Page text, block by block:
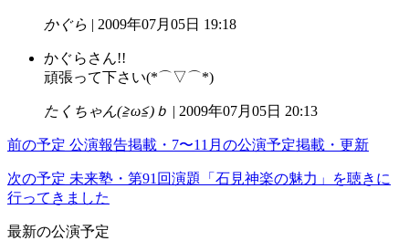
かぐら | 2009年07月05日 19:18
かぐらさん!!
頑張って下さい(*⌒▽⌒*)
たくちゃん(≧ω≦)ｂ | 2009年07月05日 20:13
前の予定 公演報告掲載・7〜11月の公演予定掲載・更新
次の予定 未来塾・第91回演題「石見神楽の魅力」を聴きに
行ってきました
最新の公演予定